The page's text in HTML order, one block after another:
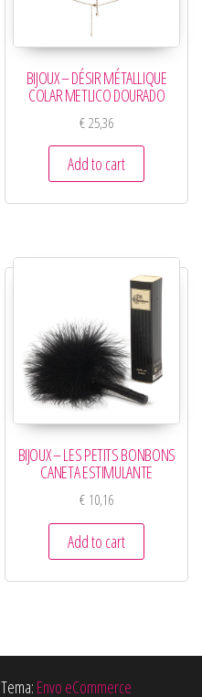
BIJOUX – DÉSIR MÉTALLIQUE
COLAR METLICO DOURADO
€25,36
Add to cart
BIJOUX – LES PETITS BONBONS
CANETA ESTIMULANTE
€ 10,16
Add to cart
Tema: Envo eCommerce